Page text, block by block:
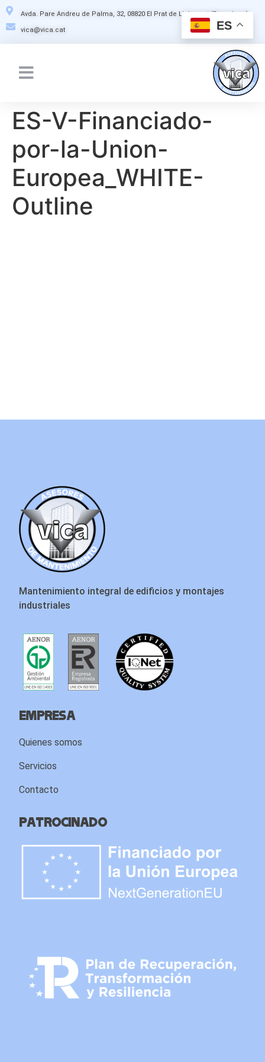
Avda. Pare Andreu de Palma, 32, 08820 El Prat de Llobregat (Barcelona)
vica@vica.cat
ES-V-Financiado-
por-la-Union-
Europea_WHITE-
Outline
Mantenimiento integral de edificios y montajes
industriales
Empresa
Quienes somos
Servicios
Contacto
Patrocinado
ES